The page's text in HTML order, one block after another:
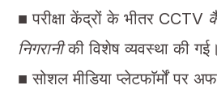
■ परीक्षा केंद्रों के भीतर CCTV
निगरानीकी विशेष व्यवस्था की गई।
■ सोशल मीडिया प्लेटफाॅर्मों पर